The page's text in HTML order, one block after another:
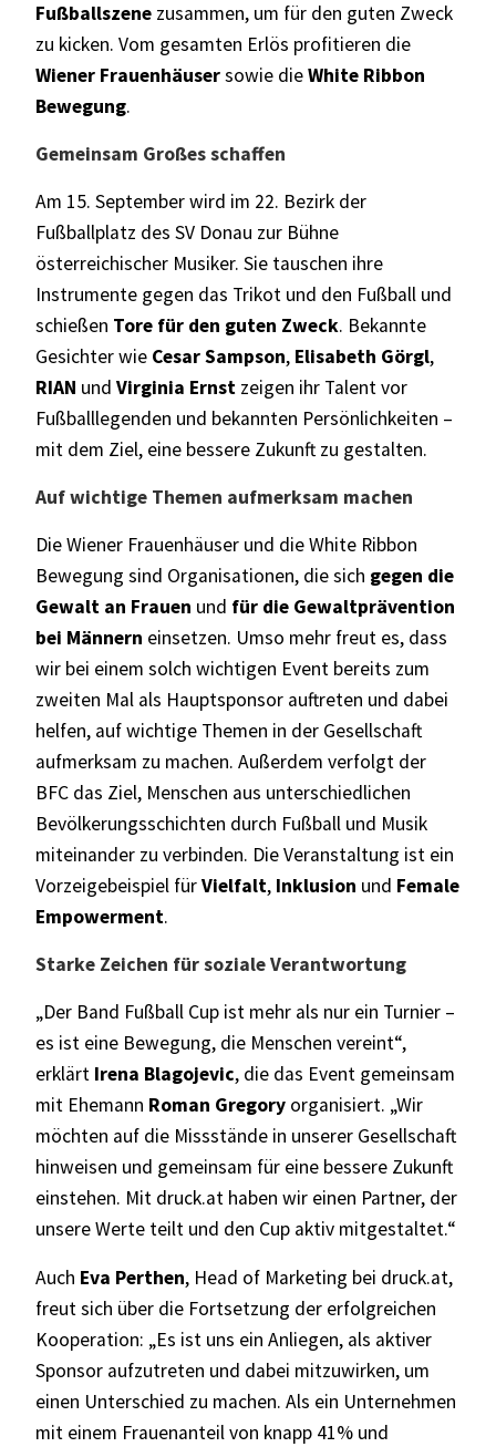
Fußballszene zusammen, um für den guten Zweck
zu kicken. Vom gesamten Erlös profitieren die
Wiener Frauenhäusersowie dieWhite Ribbon
Bewegung.
Gemeinsam Großes schaffen
Am 15. Septemberwird im 22. Bezirk der
Fußballplatz des SV Donau zur Bühne
österreichischer Musiker. Sie tauschen ihre
Instrumente gegen das Trikot und den Fußball und
schießen Tore für den guten Zweck. Bekannte
Gesichter wie Cesar Sampson, Elisabeth Görgl,
RIAN und Virginia Ernst zeigen ihr Talent vor
Fußballlegenden und bekannten Persönlichkeiten –
mit dem Ziel, eine bessere Zukunft zu gestalten.
Auf wichtige Themen aufmerksam machen
Die Wiener Frauenhäuser und die White Ribbon
Bewegung sind Organisationen, die sich gegen die
Gewalt an Frauen und für die Gewaltprävention
bei Männern einsetzen. Umso mehr freut es, dass
wir bei einem solch wichtigen Event bereits zum
zweiten Mal als Hauptsponsor auftreten und dabei
helfen, auf wichtige Themen in der Gesellschaft
aufmerksam zu machen. Außerdem verfolgt der
BFC das Ziel, Menschen aus unterschiedlichen
Bevölkerungsschichten durch Fußball und Musik
miteinander zu verbinden. Die Veranstaltung ist ein
Vorzeigebeispiel fürVielfalt, Inklusion und Female
Empowerment.
Starke Zeichen für soziale Verantwortung
„Der Band Fußball Cup ist mehr als nur ein Turnier –
es ist eine Bewegung, die Menschen vereint“,
erklärt Irena Blagojevic, die das Event gemeinsam
mit Ehemann Roman Gregory organisiert. „Wir
möchten auf die Missstände in unserer Gesellschaft
hinweisen und gemeinsam für eine bessere Zukunft
einstehen. Mit druck.at haben wir einen Partner, der
unsere Werte teilt und den Cup aktiv mitgestaltet.“
Auch Eva Perthen, Head of Marketing bei druck.at,
freut sich über die Fortsetzung der erfolgreichen
Kooperation: „Es ist uns ein Anliegen, als aktiver
Sponsor aufzutreten und dabei mitzuwirken, um
einen Unterschied zu machen. Als ein Unternehmen
mit einem Frauenanteil von knapp 41% und